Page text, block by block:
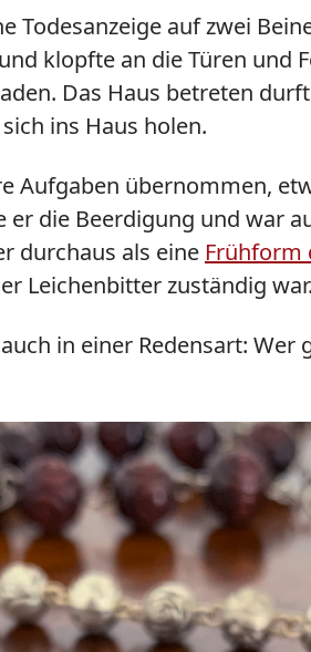
Todesanzeige auf zwei
klopfte an die Türen und
Das Haus betreten
ins Haus holen.
Aufgaben übernommen,
die Beerdigung und war
durchaus als eine Frühform
Leichenbitter zuständig war.
in einer Redensart: Wer